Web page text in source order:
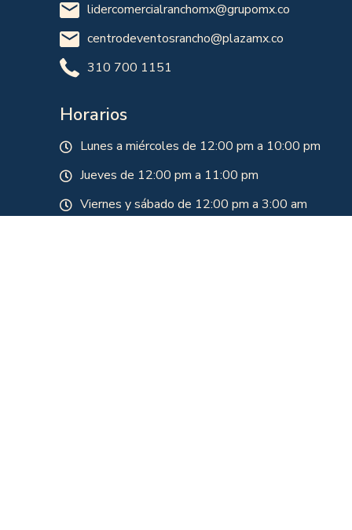
lidercomercialranchomx@grupomx.co
centrodeventosrancho@plazamx.co
310 700 1151
Horarios
Lunes a miércoles de 12:00 pm a 10:00 pm
Jueves de 12:00 pm a 11:00 pm
Viernes y sábado de 12:00 pm a 3:00 am